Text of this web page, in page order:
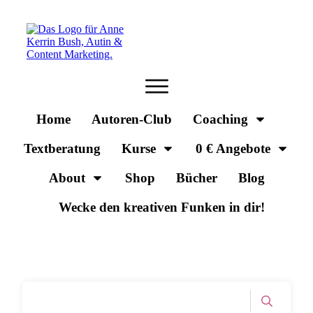
Home Autoren-Club
Coaching
Textberatung
Kurse
0 € Angebote
About
Shop Bücher
Blog
Wecke den kreativen Funken in dir!